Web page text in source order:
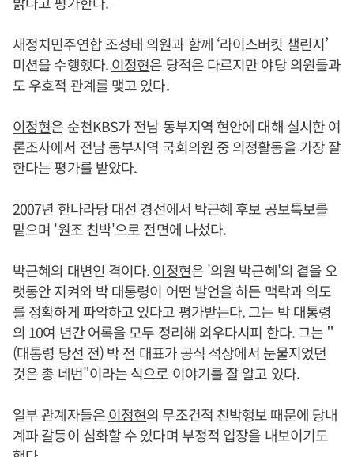
새정치민주연합 조성태 의원과 함께 ‘라이스버킷 챌린지’
미션을 수행했다.이정현은 당적은 다르지만 야당 의원들과
도 우호적 관계를 맺고 있다.
이정현은 순천KBS가 전남 동부지역 현안에 대해 실시한 여
론조사에서 전남 동부지역 국회의원 중 의정활동을 가장 잘
한다는 평가를 받았다.
2007년 한나라당 대선 경선에서 박근혜 후보 공보특보를
맡으며 '원조 친박'으로 전면에 나섰다.
박근혜의 대변인 격이다.이정현은 '의원 박근혜'의 곁을 오
랫동안 지켜와 박 대통령이 어떤 발언을 하든 맥락과 의도
를 정확하게 파악하고 있다고 평가받는다. 그는 박 대통령
의 10여 년간 어록을 모두 정리해 외우다시피 한다. 그는＂
(대통령 당선 전) 박 전 대표가 공식 석상에서 눈물지었던
것은 총 네번"이라는 식으로 이야기를 잘 알고 있다.
일부 관계자들은이정현의 무조건적 친박행보 때문에 당내
계파 갈등이 심화할 수 있다며 부정적 입장을 내보이기도